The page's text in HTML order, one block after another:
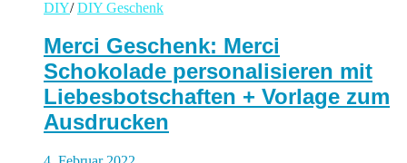
DIY/ DIY Geschenk
Merci Geschenk: Merci
Schokolade personalisieren mit
Liebesbotschaften + Vorlage zum
Ausdrucken